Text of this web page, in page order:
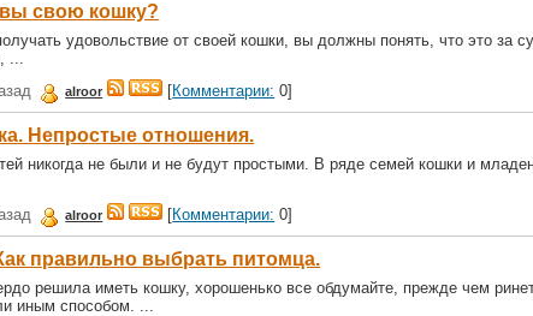
свою кошку?
удовольствие от своей кошки, вы должны понять, что это за
...
alroor [Комментарии: 0]
Непростые отношения.
никогда не были и не будут простыми. В ряде семей кошки и
alroor [Комментарии: 0]
правильно выбрать питомца.
решила иметь кошку, хорошенько все обдумайте, прежде чем
иным способом. ...